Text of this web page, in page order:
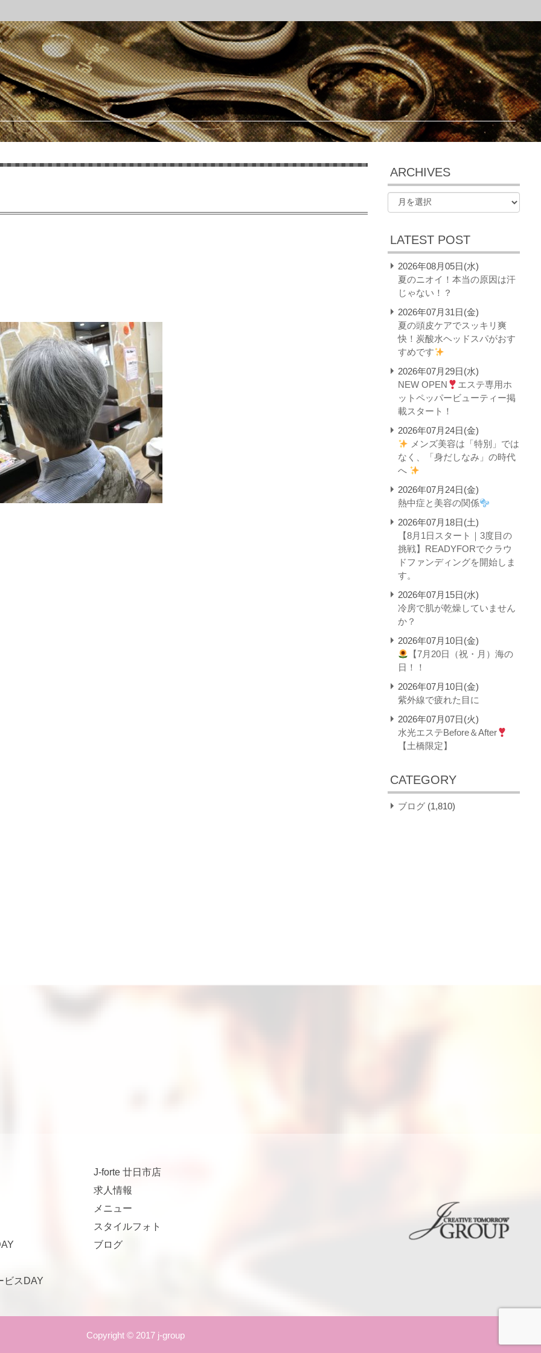
ARCHIVES
LATEST POST
2026年08月05日(水)
夏のニオイ！本当の原因は汗
じゃない！？
2026年07月31日(金)
夏の頭皮ケアでスッキリ爽
快！炭酸水ヘッドスパがおす
すめです
2026年07月29日(水)
NEW OPEN
エステ専用ホ
ットペッパービューティー掲
載スタート！
2026年07月24日(金)
メンズ美容は「特別」では
なく、「身だしなみ」の時代
へ
2026年07月24日(金)
熱中症と美容の関係
2026年07月18日(土)
【8月1日スタート｜3度目の
挑戦】READYFORでクラウ
ドファンディングを開始しま
す。
2026年07月15日(水)
冷房で肌が乾燥していません
か？
2026年07月10日(金)
【7月20日（祝・月）海の
日！！
2026年07月10日(金)
紫外線で疲れた目に
2026年07月07日(火)
水光エステBefore＆After
【土橋限定】
CATEGORY
ブログ(1,810)
ビスDAY
J-forte 廿日市店
求人情報
メニュー
スタイルフォト
ブログ
Copyright © 2017 j-group